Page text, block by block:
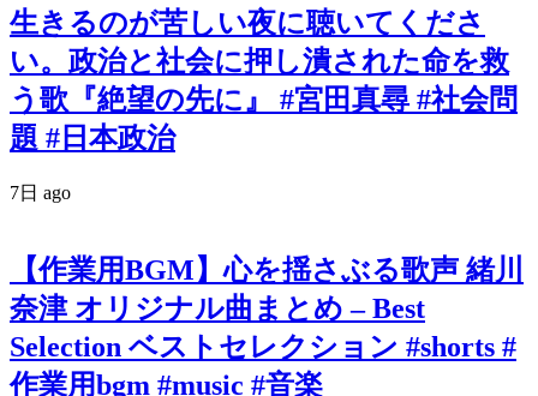
生きるのが苦しい夜に聴いてくださ
い。政治と社会に押し潰された命を救
う歌『絶望の先に』 #宮田真尋 #社会問
題 #日本政治
7日 ago
【作業用BGM】心を揺さぶる歌声 緒川
奈津 オリジナル曲まとめ – Best
Selection ベストセレクション #shorts #
作業用bgm #music #音楽